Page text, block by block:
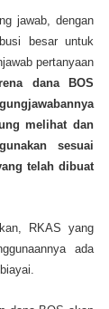
jawab, dengan
besar untuk
pertanyaan
dana BOS
melihat dan
sesuai
telah dibuat
RKAS yang
ada